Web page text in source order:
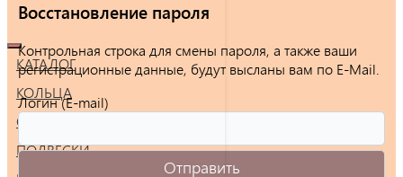
КАТАЛОГ
КОЛЬЦА
СЕРЬГИ
ПОДВЕСКИ
Восстановление пароля
Контрольная строка для смены пароля, а также ваши
регистрационные данные, будут высланы вам по E-Mail.
Логин (E-mail)